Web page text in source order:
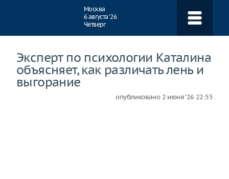
Москва
6 августа ‘26
Четверг
Эксперт по психологии Каталина
объясняет, как различать лень и
выгорание
опубликовано 2 июня ‘26 22:55